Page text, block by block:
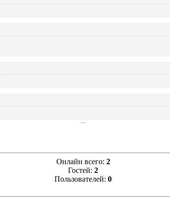
Онлайн всего: 2
Гостей: 2
Пользователей: 0